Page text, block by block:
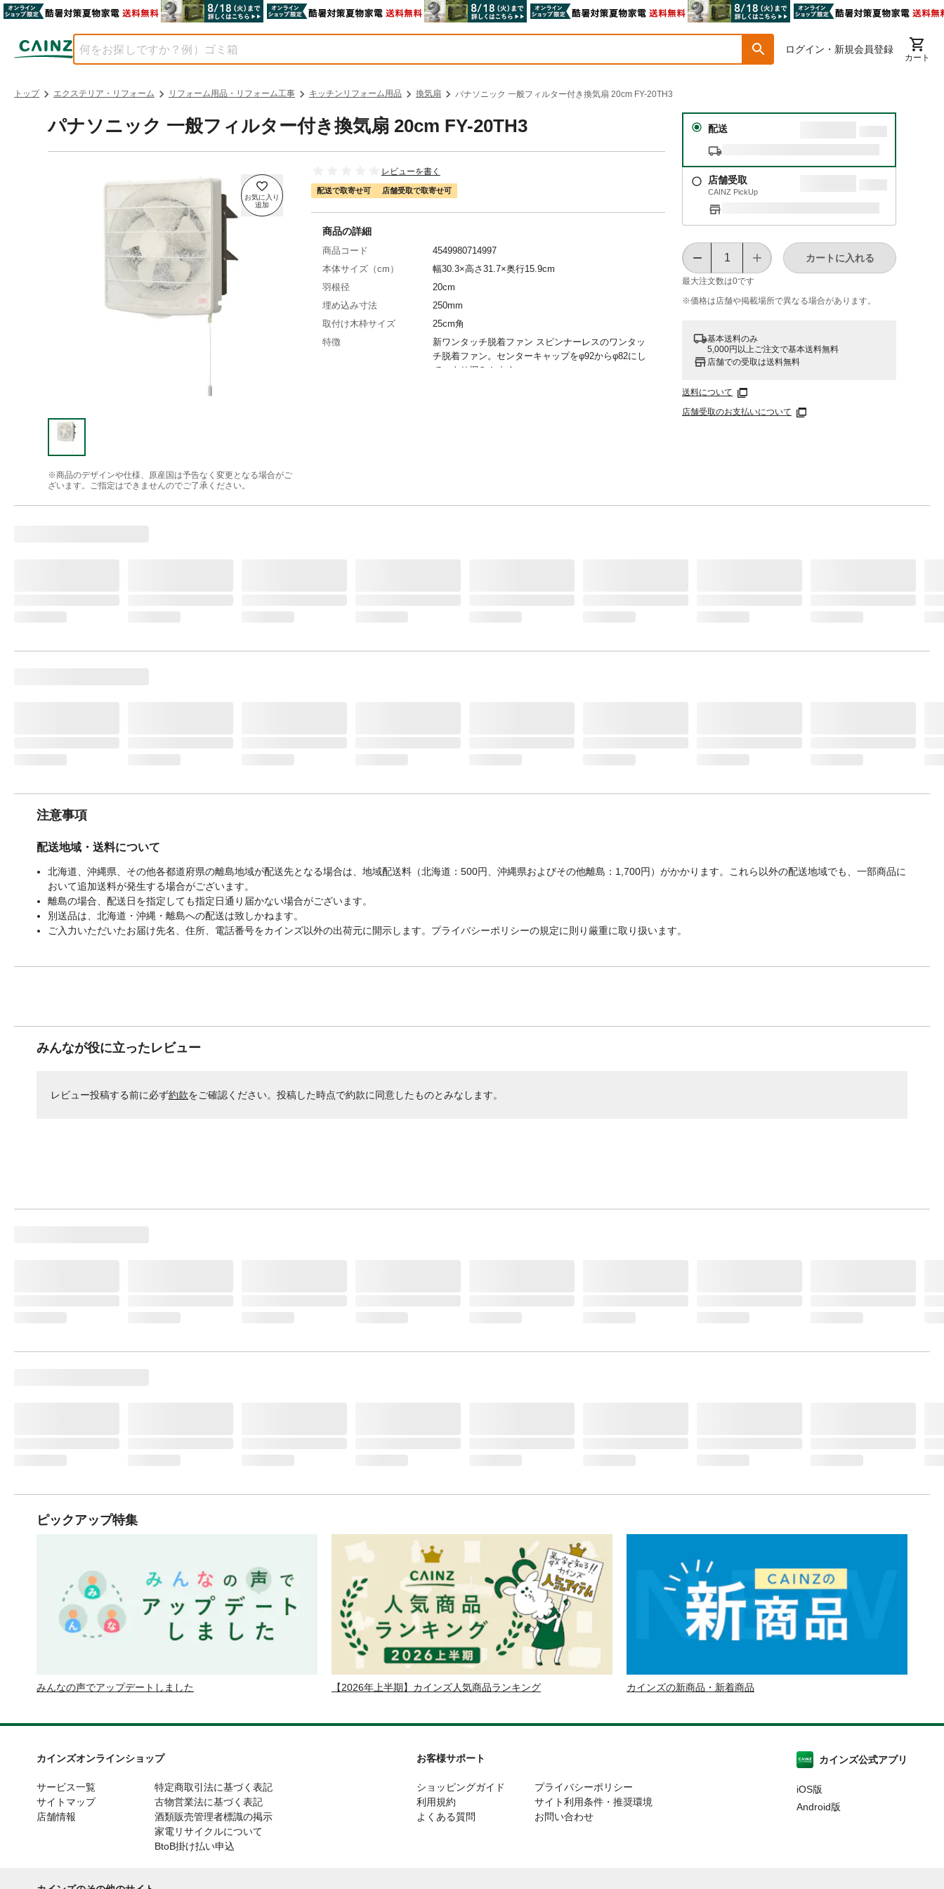
ログイン・新規会員登録
カート
トップ エクステリア・リフォーム リフォーム用品・リフォーム工事 キッチンリフォーム用品 換気扇 パナソニック 一般フィルター付き換気扇 20cm FY-20TH3
パナソニック 一般フィルター付き換気扇 20cm FY-20TH3
※商品のデザインや仕様、原産国は予告なく変更となる場合がご
ざいます。ご指定はできませんのでご了承ください。
レビューを書く
配送で取寄せ可 店舗受取で取寄せ可
配送
店舗受取
CAINZ PickUp
最大注文数は0です
カートに入れる
※価格は​店舗や​掲載場所で​異なる​場合が​あります。
基本送料のみ
5,000円以上ご注文で基本送料無料
店舗での受取は送料無料
送料について
店舗受取のお支払いについて
商品の詳細
商品コード
4549980714997
本体サイズ（cm）
幅30.3×高さ31.7×奥行15.9cm
羽根径
20cm
埋め込み寸法
250mm
取付け木枠サイズ
25cm角
特徴
新ワンタッチ脱着ファン スピンナーレスのワンタッ
チ脱着ファン。センターキャップをφ92からφ82にし
て、より掴みやすく。
注意事項
配送地域・送料について
北海道、沖縄県、その他各都道府県の離島地域が配送先となる場合は、地域配送料（北海道：500円、沖縄県およびその他離島：1,700円）がかかります。これら以外の配送地域でも、一部商品に
おいて追加送料が発生する場合がございます。
離島の場合、配送日を指定しても指定日通り届かない場合がございます。
別送品は、北海道・沖縄・離島への配送は致しかねます。
ご入力いただいたお届け先名、住所、電話番号をカインズ以外の出荷元に開示します。プライバシーポリシーの規定に則り厳重に取り扱います。
みんなが役に立ったレビュー
レビュー投稿する前に必ず約款をご確認ください。投稿した時点で約款に同意したものとみなします。
ピックアップ特集
みんなの声でアップデートしました 【2026年上半期】カインズ人気商品ランキング カインズの新商品・新着商品
カインズオンラインショップ
サービス一覧
サイトマップ
店舗情報
特定商取引法に基づく表記
古物営業法に基づく表記
酒類販売管理者標識の掲示
家電リサイクルについて
BtoB掛け払い申込
お客様サポート
ショッピングガイド
利用規約
よくある質問
プライバシーポリシー
サイト利用条件・推奨環境
お問い合わせ
カインズ公式アプリ
iOS版
Android版